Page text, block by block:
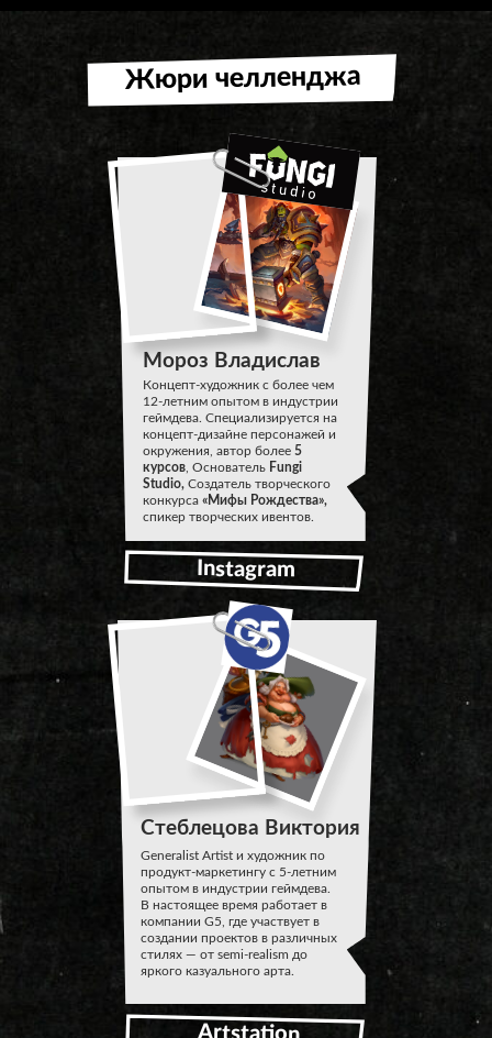
Стеблецова Виктория
Generalist Artist и художник по
продукт-маркетингу с 5-летним
опытом в индустрии геймдева.
В настоящее время работает в
компании G5, где участвует в
создании проектов в различных
стилях — от semi-realism до
яркого казуального арта.
Мороз Владислав
Концепт-художник с более чем
12-летним опытом в индустрии
геймдева. Специализируется на
концепт-дизайне персонажей и
окружения, автор более 5
курсов , Основатель Fungi
Studio, Создатель творческого
конкурса «Мифы Рождества»,
спикер творческих ивентов.
Instagram
Жюри челленджа